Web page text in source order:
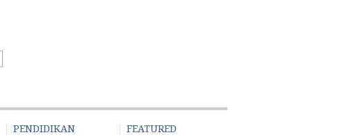
PENDIDIKAN FEATURED